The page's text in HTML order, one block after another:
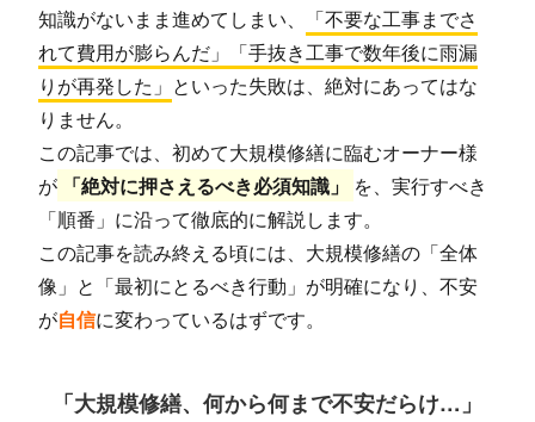
知識がないまま進めてしまい、
「不要な工事までさ
れて費用が膨らんだ」「手抜き工事で数年後に雨漏
りが再発した」 といった失敗は、絶対にあってはな
りません。
この記事では、初めて大規模修繕に臨むオーナー様
が 「絶対に押さえるべき必須知識」
を、実行すべき
「順番」に沿って徹底的に解説します。
この記事を読み終える頃には、大規模修繕の「全体
像」と「最初にとるべき行動」が明確になり、不安
が自信に変わっているはずです。
「大規模修繕、何から何まで不安だらけ…」